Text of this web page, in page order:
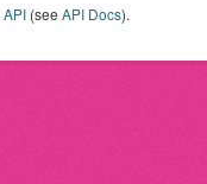
API (see API Docs).